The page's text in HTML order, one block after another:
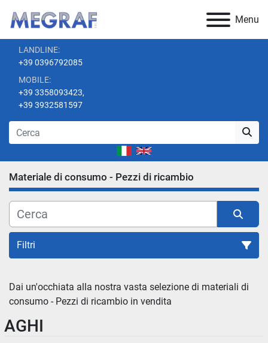
Menu
LANDLINE:
+39 0396792085
MOBILE:
+39 3358093423,
+39 3932581597
Materiale di consumo - Pezzi di ricambio
Filtri
Materiale di consumo - Pezzi di ricambio (82)
Dai un'occhiata alla nostra vasta selezione di materiali di
consumo - Pezzi di ricambio in vendita
AGHI